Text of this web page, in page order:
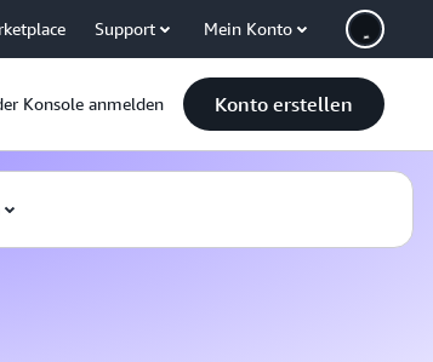
Support Mein Konto
Konsole anmelden Konto erstellen